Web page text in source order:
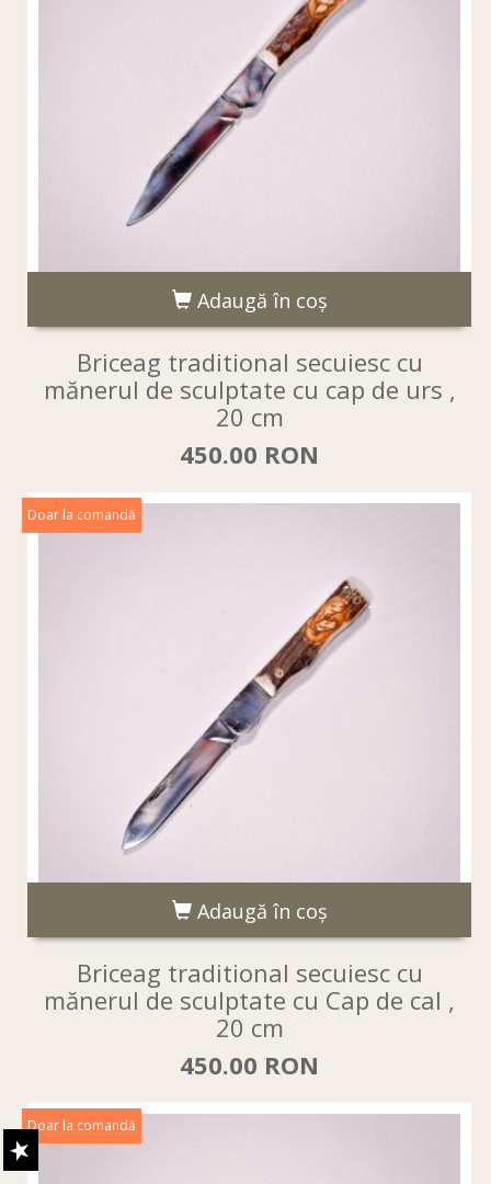
Adaugă în coş
Briceag traditional secuiesc cu
mănerul de sculptate cu cap de urs ,
20 cm
450.00 RON
Adaugă în coş
Briceag traditional secuiesc cu
mănerul de sculptate cu Cap de cal ,
20 cm
Doar la comandă
450.00 RON
Doar la comandă